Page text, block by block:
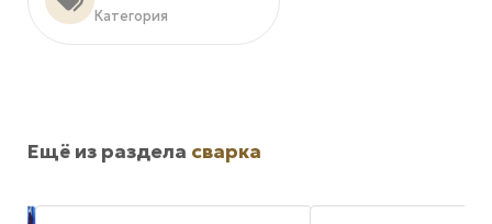
Категория
Ещё из раздела сварка